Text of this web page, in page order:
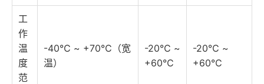
工
作
温
度
范
-40℃ ~ +70℃（宽
温）
-20℃ ~
+60℃
-20℃ ~
+60℃